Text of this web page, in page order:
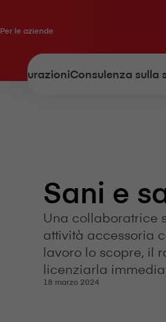
Per le aziende
AssicurazioniConsulenza sulla
Sani e
Una collaboratrice
attività accessoria
lavoro lo scopre, il
licenziarla
18 marzo 2024